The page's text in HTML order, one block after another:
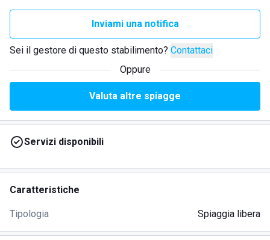
Inviami una notifica
Sei il gestore di questo stabilimento? Contattaci
Oppure
Valuta altre spiagge
Servizi disponibili
Caratteristiche
Tipologia Spiaggia libera